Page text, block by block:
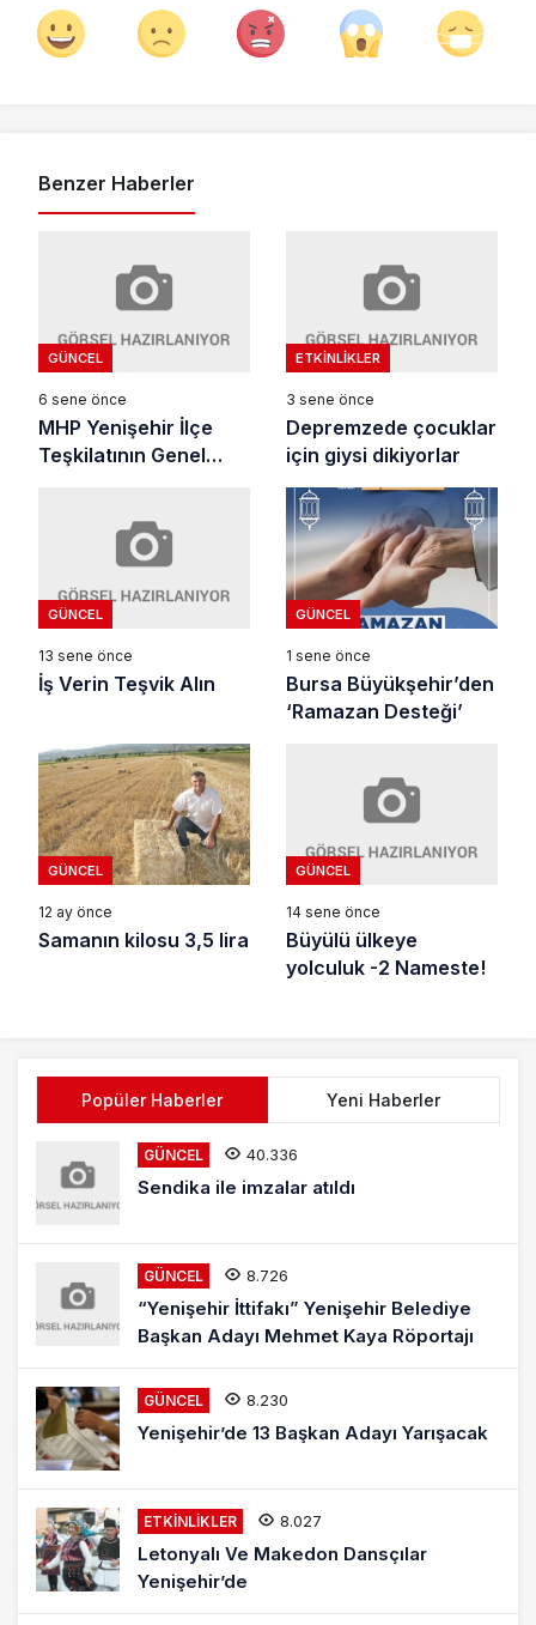
Benzer Haberler
GÜNCEL
6 sene önce
MHP Yenişehir İlçe
Teşkilatının Genel
ETKINLIKLER
3 sene önce
Depremzede çocuklar
için giysi dikiyorlar
GÜNCEL
13 sene önce
İş Verin Teşvik Alın
GÜNCEL
1 sene önce
Bursa Büyükşehir’den
‘Ramazan Desteği’
GÜNCEL
12 ay önce
Samanın kilosu 3,5 lira
GÜNCEL
14 sene önce
Büyülü ülkeye
yolculuk -2 Nameste!
Popüler Haberler Yeni Haberler
GÜNCEL 40.336
Sendika ile imzalar atıldı
GÜNCEL 8.726
“Yenişehir İttifakı” Yenişehir Belediye
Başkan Adayı Mehmet Kaya Röportajı
GÜNCEL 8.230
Yenişehir’de 13 Başkan Adayı Yarışacak
ETKINLIKLER 8.027
Letonyalı Ve Makedon Dansçılar
Yenişehir’de